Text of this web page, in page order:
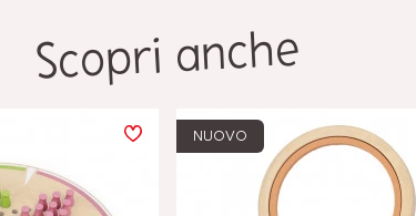
Scopri anche
NUOVO